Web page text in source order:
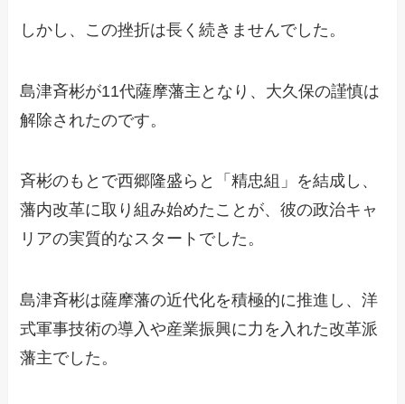
しかし、この挫折は長く続きませんでした。
島津斉彬が11代薩摩藩主となり、大久保の謹慎は
解除されたのです。
斉彬のもとで西郷隆盛らと「精忠組」を結成し、
藩内改革に取り組み始めたことが、彼の政治キャ
リアの実質的なスタートでした。
島津斉彬は薩摩藩の近代化を積極的に推進し、洋
式軍事技術の導入や産業振興に力を入れた改革派
藩主でした。